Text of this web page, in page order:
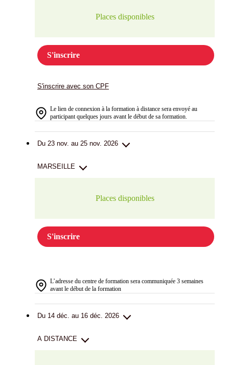
Places disponibles
S'inscrire
S'inscrire avec son CPF
Le lien de connexion à la formation à distance sera envoyé au
participant quelques jours avant le début de sa formation.
Du 23 nov. au 25 nov. 2026
MARSEILLE
Places disponibles
S'inscrire
L’adresse du centre de formation sera communiquée 3 semaines
avant le début de la formation
Du 14 déc. au 16 déc. 2026
A DISTANCE